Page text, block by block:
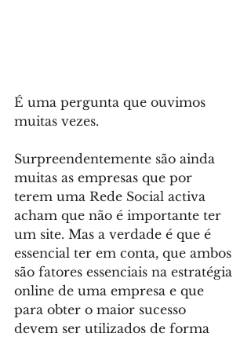
É uma pergunta que ouvimos
muitas vezes.
Surpreendentemente são ainda
muitas as empresas que por
terem uma Rede Social activa
acham que não é importante ter
um site. Mas a verdade é que é
essencial ter em conta, que ambos
são fatores essenciais na estratégia
online de uma empresa e que
para obter o maior sucesso
devem ser utilizados de forma